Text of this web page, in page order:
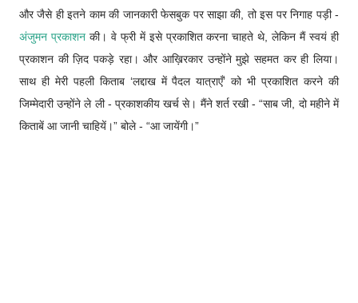
और जैसे ही इतने काम की जानकारी फेसबुक पर साझा की, तो इस पर निगाह पड़ी -
अंजुमन प्रकाशनकी। वे फ्री में इसे प्रकाशित करना चाहते थे, लेकिन मैं स्वयं ही
प्रकाशन की ज़िद पकड़े रहा। और आख़िरकार उन्होंने मुझे सहमत कर ही लिया।
साथ ही मेरी पहली किताब ‘लद्दाख में पैदल यात्राएँ’ को भी प्रकाशित करने की
जिम्मेदारी उन्होंने ले ली - प्रकाशकीय खर्च से। मैंने शर्त रखी - “साब जी, दो महीने में
किताबें आ जानी चाहियें।” बोले - “आ जायेंगी।”